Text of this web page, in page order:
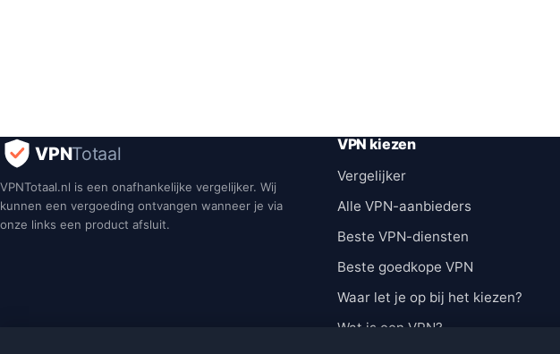
VPNTotaal
VPNTotaal.nl is een onafhankelijke vergelijker. Wij
kunnen een vergoeding ontvangen wanneer je via
onze links een product afsluit.
VPN kiezen
Vergelijker
Alle VPN-aanbieders
Beste VPN-diensten
Beste goedkope VPN
Waar let je op bij het kiezen?
Wat is een VPN?